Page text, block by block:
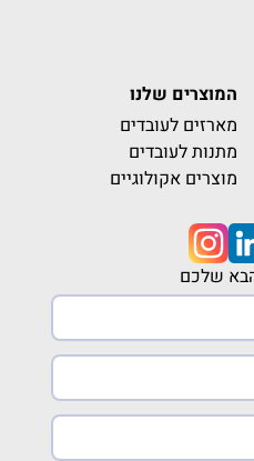
המוצרים שלנו
מארזים לעובדים
מתנות לעובדים
מוצרים אקולוגיים
שלכם